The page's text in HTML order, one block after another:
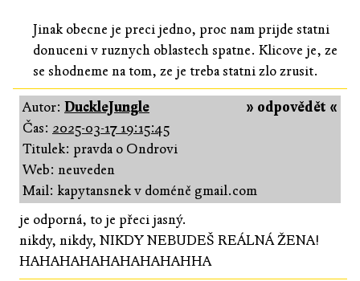
Jinak obecne je preci jedno, proc nam prijde statni
donuceni v ruznych oblastech spatne. Klicove je, ze
se shodneme na tom, ze je treba statni zlo zrusit.
» odpovědět «
Autor: DuckleJungle
Čas: 2025-03-17 19:15:45
Titulek: pravda o Ondrovi
Web: neuveden
Mail: kapytansnek v doméně gmail.com
je odporná, to je přeci jasný.
nikdy, nikdy, NIKDY NEBUDEŠ REÁLNÁ ŽENA!
HAHAHAHAHAHAHAHAHHA